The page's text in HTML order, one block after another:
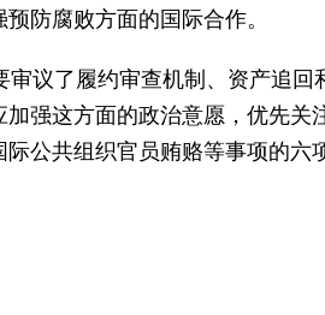
防腐败方面的国际合作。
了履约审查机制、资产追回
强这方面的政治意愿，优先
公共组织官员贿赂等事项的